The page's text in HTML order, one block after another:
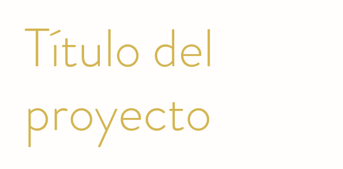
Título del
proyecto